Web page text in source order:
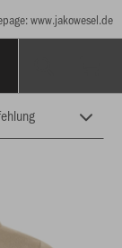
www.jakowesel.de